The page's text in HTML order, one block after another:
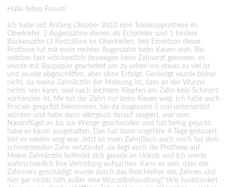
Hallo liebes Forum!
Ich habe seit Anfang Oktober 2010 eine Teleskopprothese im
Oberkiefer. 2 Augenzähne dienen als Eckpfeiler und 1 hintere
Backenzahn (3 Restzähne im Oberkiefer). Seit Einsetzen dieser
Prothese tut mir mein rechter Augenzahn beim Kauen weh. Bin
seitdem fast wöchentlich deswegen beim Zahnarzt gewesen, es
wurde mit Baupapier gearbeitet um zu sehen wo etwas zu viel ist
und wurde abgeschliffen, aber ohne Erfolgt. Geröntgt wurde bisher
nicht, da meine Zahnärztin der Meinung ist, dass an der Wurzel
nichts sein kann, weil nach leichtem Klopfen am Zahn kein Schmerz
vorhanden ist. Mir tut der Zahn nur beim Kauen weg. Ich habe auch
Procain gespritzt bekommen, bin da insgesamt 5 mal unterspritzt
worden und habe dann allergisch darauf reagiert, war vom
Nasenflügel an bis zur Wange geschwollen und hat heftig gejuckt,
habe es kaum ausgehalten. Das hat dann ungefähr 4 Tage gedauert,
bist es wieder weg war. Jetzt ist mein Zahnflisch auch noch bei dem
schmerzenden Zahn entzündet, da liegt auch die Prothese auf.
Meine Zahnärztin befindet sich gerade im Urlaub und ich werde
wahrscheinlich ihre Vertretung aufsuchen. Kann es sein, dass der
Zahnnerv geschädigt wurde durch das Beschleifen des Zahnes und
hier gar nichts hilft außer eine Wurzelbehandlung? Wie funktioniert